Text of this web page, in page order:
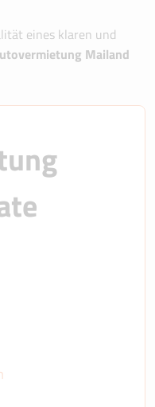
eines klaren und
Mailand